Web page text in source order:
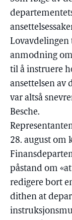
Lovavdelingen
anmodning
til å instruere
ansettelsen av
var altså
Besche.
28. august om
påstand om
redigere bort
dithen at